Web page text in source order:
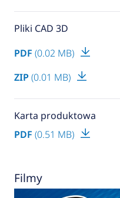
Pliki CAD 3D
PDF (0.02 MB)
ZIP (0.01 MB)
Karta produktowa
PDF (0.51 MB)
Filmy